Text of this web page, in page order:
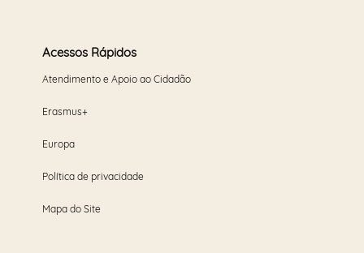
Acessos Rápidos
Atendimento e Apoio ao Cidadão
Erasmus+
Europa
Política de privacidade
Mapa do Site